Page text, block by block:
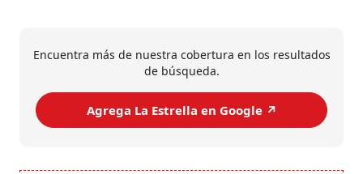
Encuentra más de nuestra cobertura en los resultados
de búsqueda.
Agrega La Estrella en Google ↗️